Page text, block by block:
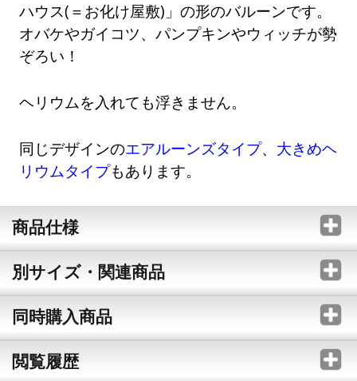
ハウス(＝お化け屋敷)」の形のバルーンです。
オバケやガイコツ、パンプキンやウィッチが勢
ぞろい！
ヘリウムを入れても浮きません。
同じデザインのエアルーンズタイプ、 大きめヘ
リウムタイプもあります。
商品仕様
別サイズ・関連商品
同時購入商品
閲覧履歴